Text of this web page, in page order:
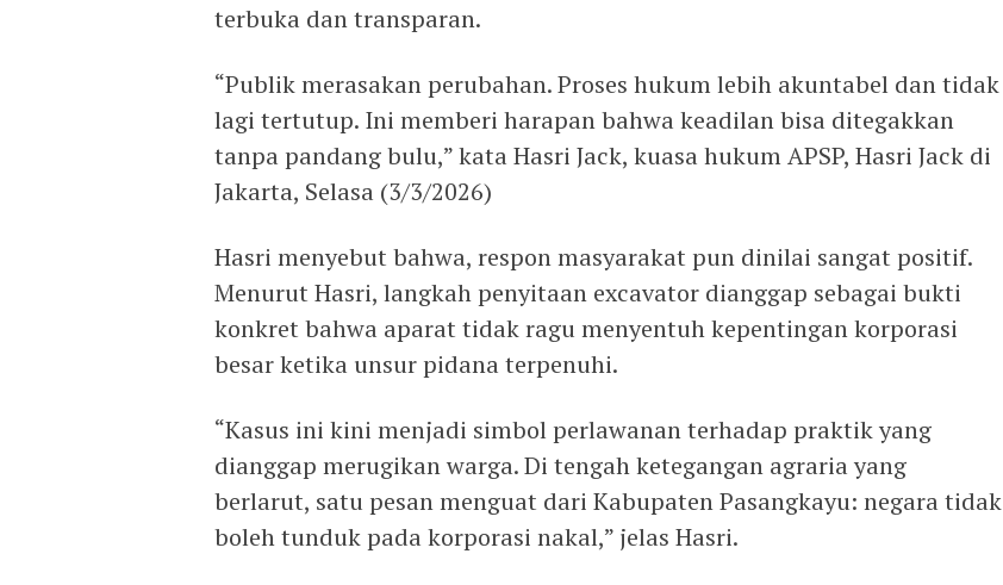
terbuka dan transparan.
“Publik merasakan perubahan. Proses hukum lebih akuntabel dan tidak
lagi tertutup. Ini memberi harapan bahwa keadilan bisa ditegakkan
tanpa pandang bulu,” kata Hasri Jack, kuasa hukum APSP, Hasri Jack di
Jakarta, Selasa (3/3/2026)
Hasri menyebut bahwa, respon masyarakat pun dinilai sangat positif.
Menurut Hasri, langkah penyitaan excavator dianggap sebagai bukti
konkret bahwa aparat tidak ragu menyentuh kepentingan korporasi
besar ketika unsur pidana terpenuhi.
“Kasus ini kini menjadi simbol perlawanan terhadap praktik yang
dianggap merugikan warga. Di tengah ketegangan agraria yang
berlarut, satu pesan menguat dari Kabupaten Pasangkayu: negara tidak
boleh tunduk pada korporasi nakal,” jelas Hasri.